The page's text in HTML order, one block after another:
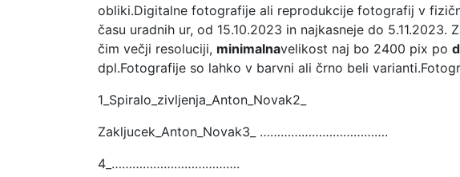
obliki.Digitalne fotografije ali reprodukcije fotografij v
času uradnih ur, od 15.10.2023 in najkasneje do
čim večji resoluciji, minimalnavelikost naj bo 2400 pix po
dpl.Fotografije so lahko v barvni ali črno beli
1_Spiralo_zivljenja_Anton_Novak2_
Zakljucek_Anton_Novak3_ ……………………………….
4_……………………………….